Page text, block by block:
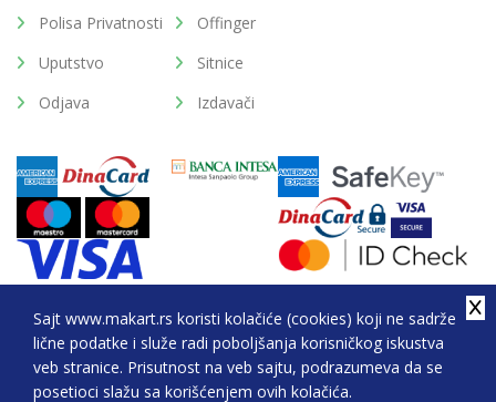
Sajt www.makart.rs koristi kolačiće (cookies) koji ne sadrže
lične podatke i služe radi poboljšanja korisničkog iskustva
veb stranice. Prisutnost na veb sajtu, podrazumeva da se
posetioci slažu sa korišćenjem ovih kolačića.
Polisa Privatnosti
Uputstvo
Odjava
Offinger
Sitnice
Izdavači
2026. All Rights Reserved © Makart.rs - MAKART DOO
BEOGRAD (NOVI BEOGRAD), PIB: 105184104, MB: